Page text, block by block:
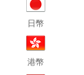
日幣
港幣